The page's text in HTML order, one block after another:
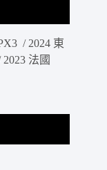
/ 2024 東
法國